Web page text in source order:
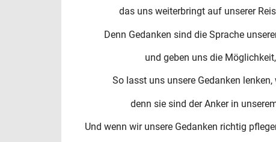
das uns weiterbringt auf unserer
Denn Gedanken sind die Sprache
und geben uns die
So lasst uns unsere Gedanken
denn sie sind der Anker in
Und wenn wir unsere Gedanken richtig